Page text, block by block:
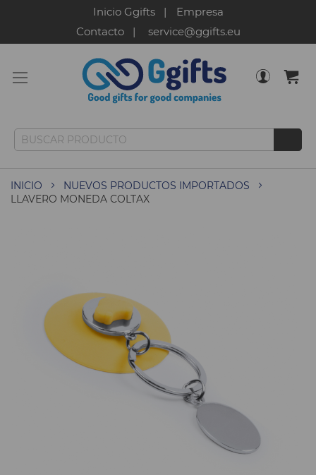
Inicio Ggifts
Empresa
Contacto
service@ggifts.eu
INICIO
NUEVOS PRODUCTOS IMPORTADOS
LLAVERO MONEDA COLTAX